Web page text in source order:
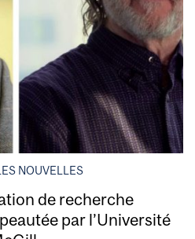
NOUVELLES
de recherche
par l’Université